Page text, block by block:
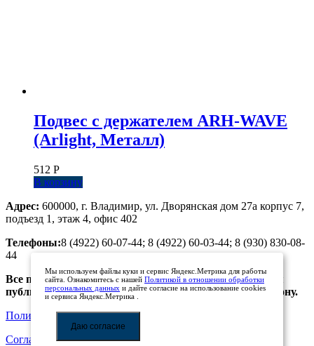
Подвес с держателем ARH-WAVE
(Arlight, Металл)
512 Р
В корзину
Адрес: 600000, г. Владимир, ул. Дворянская дом 27а корпус 7,
подъезд 1, этаж 4, офис 402
Телефоны:8 (4922) 60-07-44; 8 (4922) 60-03-44; 8 (930) 830-08-
44
Все предложения, размещенные на сайте, не являются
публичной офертой. Просьба уточнять цены по телефону.
Политика обработки персональных данных
Соглашение на обработку персональных данных
Мы используем файлы куки и сервис Яндекс.Метрика для работы
сайта. Ознакомитесь с нашей Политикой в отношении обработки
персональных данных и дайте согласие на использование cookies
и сервиса Яндекс.Метрика .
Даю согласие